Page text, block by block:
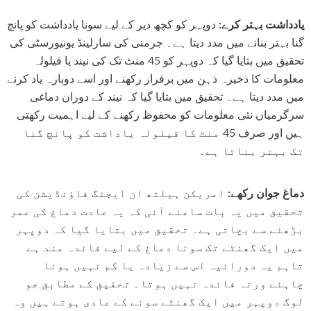
یادداشت بہتر کرے: دوپہر کو کچھ دیر کے لیے سونا یادداشت کو پانچ
گنا بہتر بنانے میں مدد دیتا ہے۔ جرمنی کی سارلینڈ یونیورسٹی کی
تحقیق میں بتایا گیا کہ دوپہر کو 45 منٹ تک کی نیند یا قیلولہ
معلومات کا ذخیرہ ذہن میں برقرار رکھنے اور اسے دوبارہ یاد کرنے
میں مدد دیتا ہے۔ تحقیق میں بتایا گیا کہ نیند کے دوران دماغی
سرگرمیاں نئی معلومات کو محفوظ رکھنے کے لیے اہمیت رکھتی
ہیں اور صرف 45 منٹ کا قیلولہ یاداشت کو پانچ گنا
تک بہتر بناتا ہے۔
دماغ جوان رکھے: امریکن ہیلتھ ان ایجنگ فاؤنڈیشن کی
تحقیق میں یہ بات سامنے آئی کہ یہ عادت دماغ کی عمر
بڑھنے سے بچاتی ہے۔ تحقیق میں بتایا گیا کہ دوپہر
میں ایک گھنٹے تک سونا دماغ کے لیے فائدہ مند ہے
تاہم یہ دورانیہ اس سے زیادہ یا کم نہیں ہونا
چاہئے ورنہ فائدہ نہیں ہوتا۔ تحقیق کے مطابق جو
لوگ دوپہر میں ایک گھنٹے سونے کے عادی ہوتے ہیں وہ